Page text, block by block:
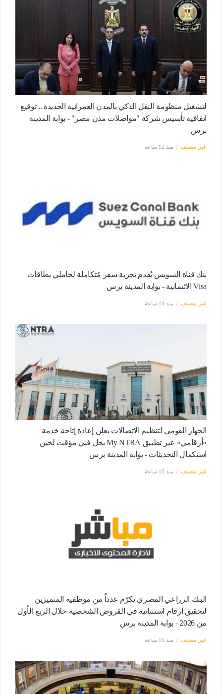
لتشغيل منظومة النقل الذكي بالمدن العمرانية الجديدة .. توقيع
اتفاقية تأسيس شركة "مواصلات مدن مصر" - بوابة المدينة
برس
غير مصنف منذ 12 ساعة
بنك قناة السويس يُقدم تجربة سفر مُتكاملة لحاملي بطاقات
Visa الائتمانية - بوابة المدينة برس
غير مصنف منذ 14 ساعة
الجهاز القومي لتنظيم الاتصالات يعلن إعادة إتاحة خدمة
«أرقامي» عبر تطبيق My NTRA بحل فني مؤقت لحين
استكمال التحديثات - بوابة المدينة برس
غير مصنف منذ 15 ساعة
البنك الزراعي المصري يكرّم عدداً من موظفيه المتميزين
لتحقيق ارقام استثنائية في القروض الشخصية خلال الربع الأول
من 2026 - بوابة المدينة برس
غير مصنف منذ 15 ساعة